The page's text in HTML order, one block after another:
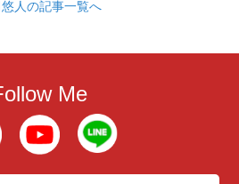
人の記事一覧へ
Me